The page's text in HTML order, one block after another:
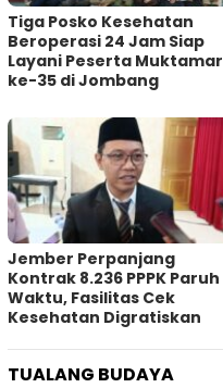
Tiga Posko Kesehatan
Beroperasi 24 Jam Siap
Layani Peserta Muktamar
ke-35 di Jombang
Jember Perpanjang
Kontrak 8.236 PPPK Paruh
Waktu, Fasilitas Cek
Kesehatan Digratiskan
TUALANG BUDAYA